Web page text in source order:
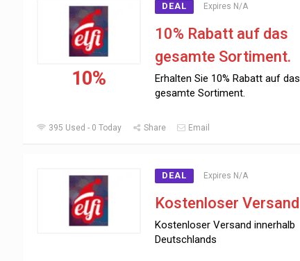
10%
DEAL Expires N/A
10% Rabatt auf das
gesamte Sortiment.
Erhalten Sie 10% Rabatt auf das
gesamte Sortiment.
395 Used - 0 Today Share Email
DEAL Expires N/A
Kostenloser Versand
Kostenloser Versand innerhalb
Deutschlands